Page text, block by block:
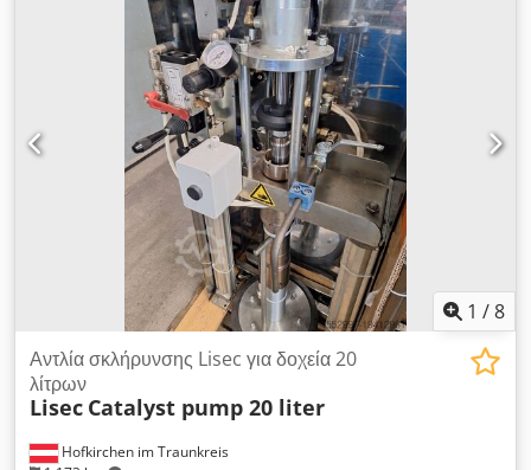
για λειτουργία και μπορούν να επιθεωρηθούν στην αποθήκη
μας στο Hofkiria. Dcodpfx Agjrtp D Aotjk
1 /8
Hofkirchen im Traunkreis
Αντλία σκλήρυνσης Lisec για δοχεία 20
λίτρων
Lisec Catalyst pump 20 liter